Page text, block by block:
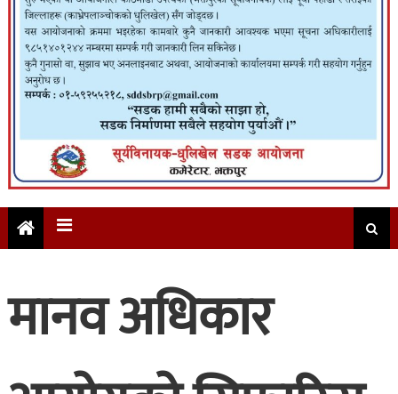
मानव अधिकार